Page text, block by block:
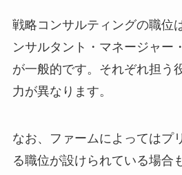
戦略コンサルティングの職位
ンサルタント・マネージャー
が一般的です。それぞれ担う
力が異なります。
なお、ファームによってはプ
る職位が設けられている場合